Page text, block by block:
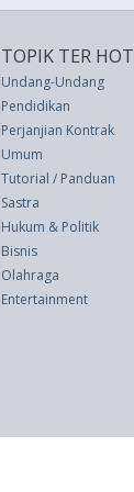
TOPIK TER HOT
Undang-Undang
Pendidikan
Perjanjian Kontrak
Umum
Tutorial / Panduan
Sastra
Hukum & Politik
Bisnis
Olahraga
Entertainment